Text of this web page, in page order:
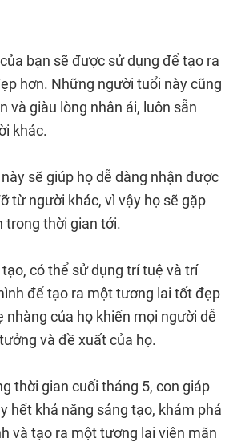
bạn sẽ được sử dụng để tạo ra
hơn. Những người tuổi này cũng
và giàu lòng nhân ái, luôn sẵn
khác.
sẽ giúp họ dễ dàng nhận được
từ người khác, vì vậy họ sẽ gặp
trong thời gian tới.
có thể sử dụng trí tuệ và trí
để tạo ra một tương lai tốt đẹp
nhàng của họ khiến mọi người dễ
và đề xuất của họ.
thời gian cuối tháng 5, con giáp
hết khả năng sáng tạo, khám phá
và tạo ra một tương lai viên mãn